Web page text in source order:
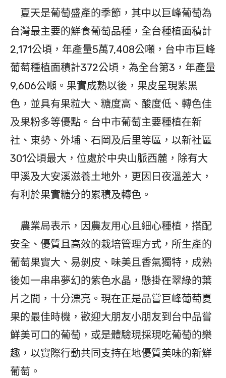
夏天是葡萄盛產的季節，其中以巨峰葡萄為
台灣最主要的鮮食葡萄品種，全台種植面積計
2,171公頃，年產量5萬7,408公噸，台中市巨峰
葡萄種植面積計372公頃，為全台第3，年產量
9,606公噸。果實成熟以後，果皮呈現紫黑
色，並具有果粒大、糖度高、酸度低、轉色佳
及果粉多等優點。台中市葡萄主要種植在新
社、東勢、外埔、石岡及后里等區，以新社區
301公頃最大，位處於中央山脈西麓，除有大
甲溪及大安溪滋養土地外，更因日夜溫差大，
有利於果實糖分的累積及轉色。
農業局表示，因農友用心且細心種植，搭配
安全、優質且高效的栽培管理方式，所生產的
葡萄果實大、易剝皮、味美且香氣獨特，成熟
後如一串串夢幻的紫色水晶，懸掛在翠綠的葉
片之間，十分漂亮。現在正是品嘗巨峰葡萄夏
果的最佳時機，歡迎大朋友小朋友到台中品嘗
鮮美可口的葡萄，或是體驗現採現吃葡萄的樂
趣，以實際行動共同支持在地優質美味的新鮮
葡萄。